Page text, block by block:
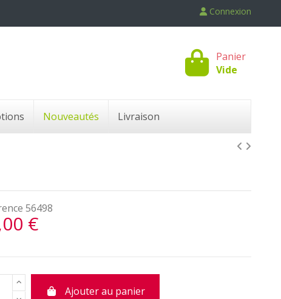
Connexion
Panier
Vide
Nouveautés Livraison
56498
€
Ajouter au panier